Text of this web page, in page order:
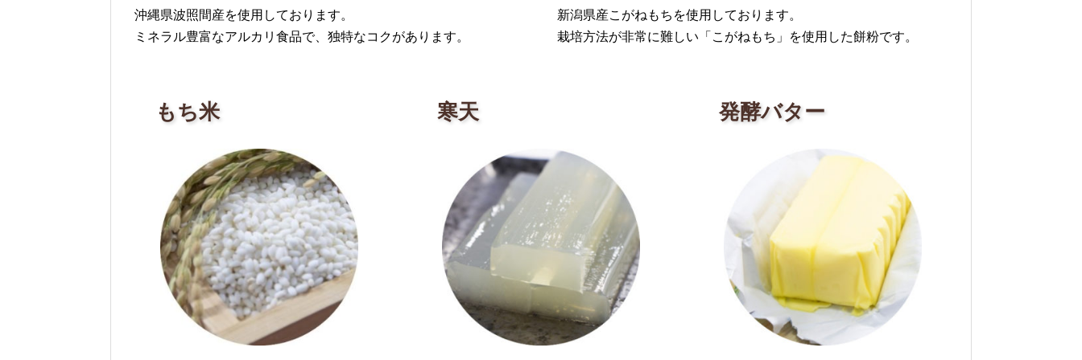
沖縄県波照間産を使用しております。
ミネラル豊富なアルカリ食品で、独特なコクがあります。
新潟県産こがねもちを使用しております。
栽培方法が非常に難しい「こがねもち」を使用した餅粉です。
もち米 寒天 発酵バター